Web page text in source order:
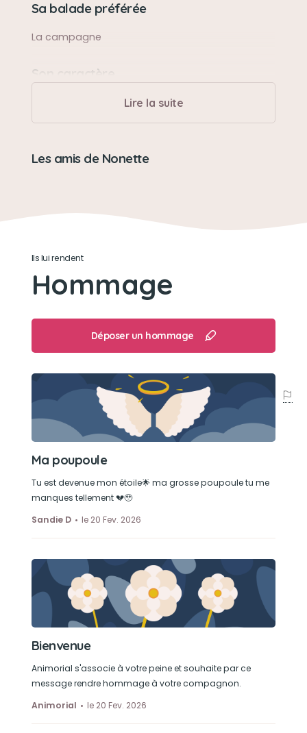
Sa balade préférée
La campagne
Son caractère
Les balades et dormir
Lire la suite
Les amis de Nonette
Ils lui rendent
Hommage
Déposer un hommage
Ma poupoule
Tu est devenue mon étoile🌟 ma grosse poupoule tu me
manques tellement 💔🥹
Sandie D
le 20 Fev. 2026
Bienvenue
Animorial s'associe à votre peine et souhaite par ce
message rendre hommage à votre compagnon.
Animorial
le 20 Fev. 2026